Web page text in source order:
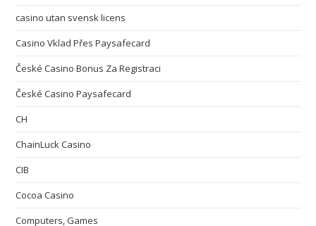
casino utan svensk licens
Casino Vklad Přes Paysafecard
České Casino Bonus Za Registraci
České Casino Paysafecard
CH
ChainLuck Casino
CIB
Cocoa Casino
Computers, Games